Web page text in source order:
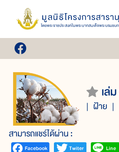
เล่
ฝ้าย
สามารถแชร์ได้ผ่าน :